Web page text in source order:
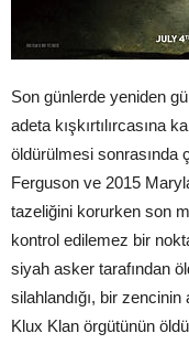
Son günlerde yeniden
adeta kışkırtılırcasına
öldürülmesi sonrasında
Ferguson ve 2015
tazeliğini korurken son
kontrol edilemez bir
siyah asker tarafından
silahlandığı, bir zencinin
Klux Klan örgütünün